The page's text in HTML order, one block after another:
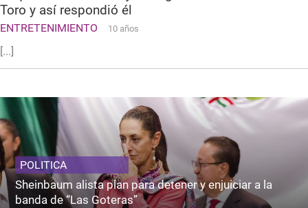
Toro y así respondió él
ENTRETENIMIENTO 10 años
[...]
POLITICA
Sheinbaum alista plan para detener y enjuiciar a la
banda de “Las Goteras”